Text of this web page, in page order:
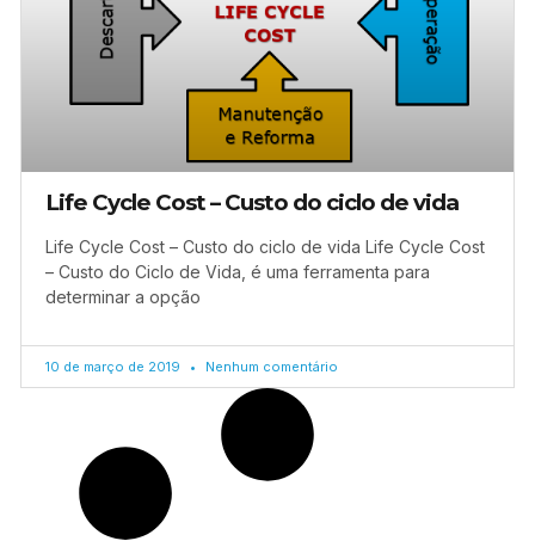
Life Cycle Cost – Custo do ciclo de vida
Life Cycle Cost – Custo do ciclo de vida Life Cycle Cost
– Custo do Ciclo de Vida, é uma ferramenta para
determinar a opção
10 de março de 2019 Nenhum comentário